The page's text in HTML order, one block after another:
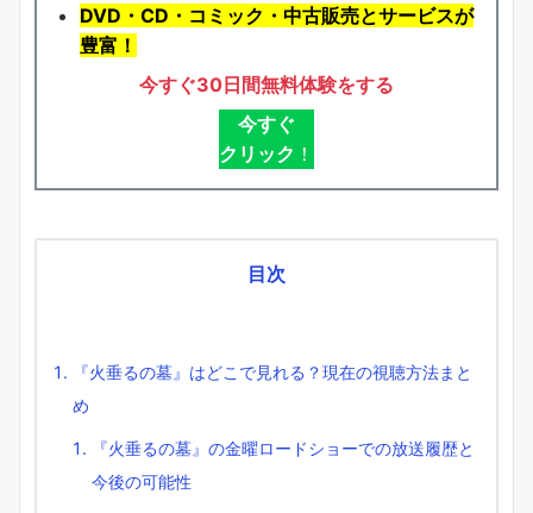
DVD・CD・コミック・中古販売とサービスが
豊富！
今すぐ30日間無料体験をする
今すぐ
クリック ！
目次
『火垂るの墓』はどこで見れる？現在の視聴方法まと
め
『火垂るの墓』の金曜ロードショーでの放送履歴と
今後の可能性